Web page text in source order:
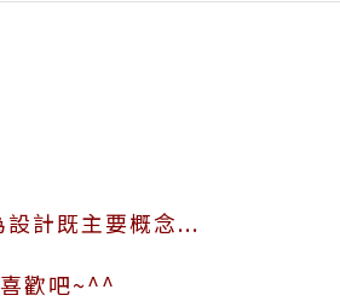
計既主要概念...
歡吧~^^